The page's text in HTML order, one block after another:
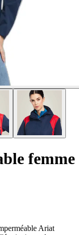
femme
Ariat